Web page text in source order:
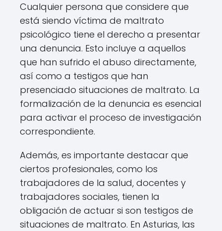
Cualquier persona que considere que
está siendo víctima de maltrato
psicológico tiene el derecho a presentar
una denuncia. Esto incluye a aquellos
que han sufrido el abuso directamente,
así como a testigos que han
presenciado situaciones de maltrato. La
formalización de la denuncia es esencial
para activar el proceso de investigación
correspondiente.
Además, es importante destacar que
ciertos profesionales, como los
trabajadores de la salud, docentes y
trabajadores sociales, tienen la
obligación de actuar si son testigos de
situaciones de maltrato. En Asturias, las